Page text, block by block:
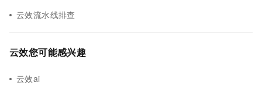
云效流水线排查
云效您可能感兴趣
云效ai